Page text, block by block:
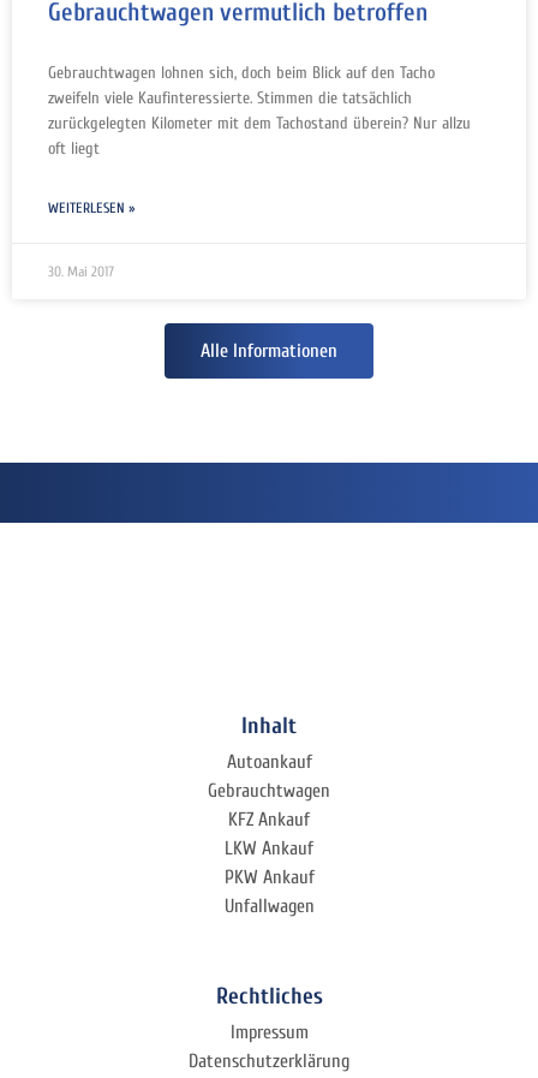
Gebrauchtwagen vermutlich betroffen
Gebrauchtwagen lohnen sich, doch beim Blick auf den Tacho
zweifeln viele Kaufinteressierte. Stimmen die tatsächlich
zurückgelegten Kilometer mit dem Tachostand überein? Nur allzu
oft liegt
WEITERLESEN »
30. Mai 2017
Alle Informationen
Inhalt
Autoankauf
Gebrauchtwagen
KFZ Ankauf
LKW Ankauf
PKW Ankauf
Unfallwagen
Rechtliches
Impressum
Datenschutzerklärung